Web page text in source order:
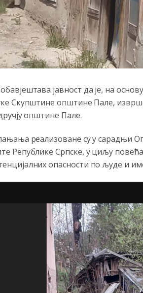
јавност да је, на
Скупштине општине Пале,
општине Пале.
реализоване су у сарадњи
Републике Српске, у циљу
опасности по људе и